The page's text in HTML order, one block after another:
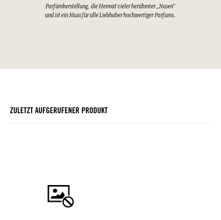
Parfümherstellung, die Heimat vieler berühmter „Nasen“
und ist ein Muss für alle Liebhaber hochwertiger Parfums.
ZULETZT AUFGERUFENER PRODUKT